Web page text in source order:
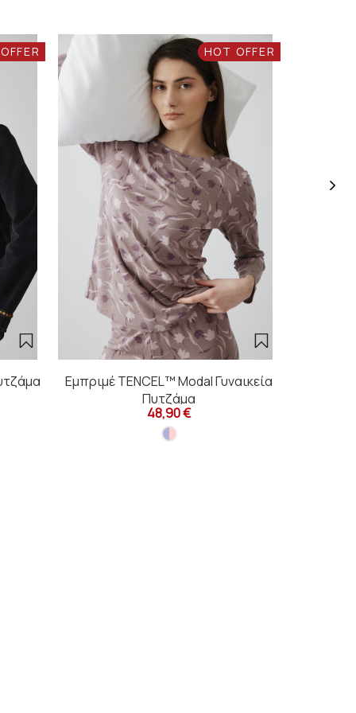
HOT OFFER
Εμπριμέ TENCEL™ Modal Γυναικεία
Πυτζάμα
48,90 €